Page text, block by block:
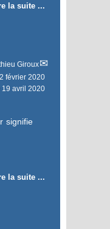
la suite ...
Giroux
février 2020
avril 2020
signifie
la suite ...